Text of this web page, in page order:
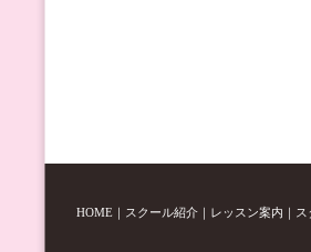
HOME ｜ スクール紹介 ｜ レッスン案内 ｜ ス